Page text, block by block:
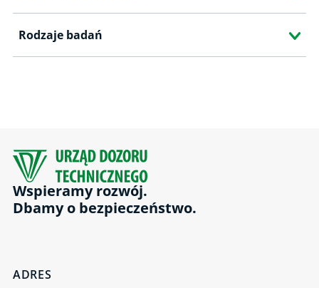
Rodzaje badań
Wspieramy rozwój.
Dbamy o bezpieczeństwo.
ADRES